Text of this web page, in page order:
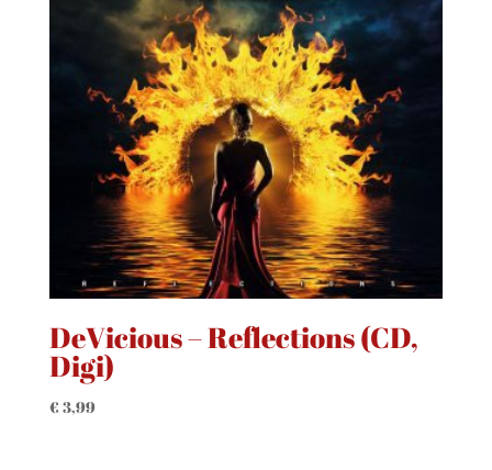
DeVicious – Reflections (CD,
Digi)
€ 3,99